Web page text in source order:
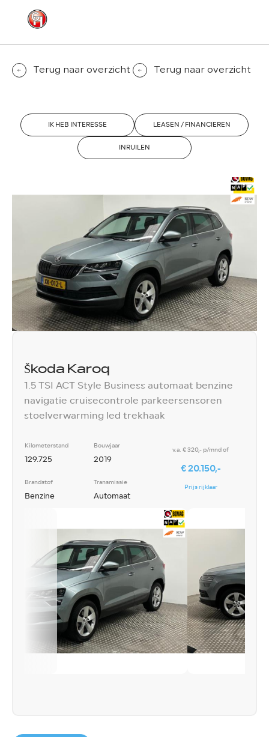
Terug naar overzicht Terug naar overzicht
IK HEB INTERESSE LEASEN / FINANCIEREN
INRUILEN
Škoda Karoq
1.5 TSI ACT Style Business automaat benzine
navigatie cruisecontrole parkeersensoren
stoelverwarming led trekhaak
Kilometerstand
129.725
Bouwjaar
2019
Brandstof
Benzine
Transmissie
Automaat
v.a. € 320,- p/mnd of
€ 20.150,-
Prijs rijklaar